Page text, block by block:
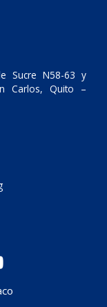
Sucre N58-63 y
Carlos, Quito –